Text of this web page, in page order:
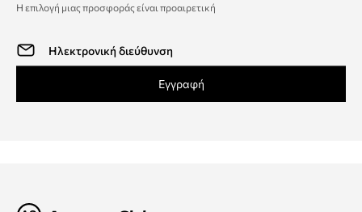
Η επιλογή μιας προσφοράς είναι προαιρετική
Εγγραφή